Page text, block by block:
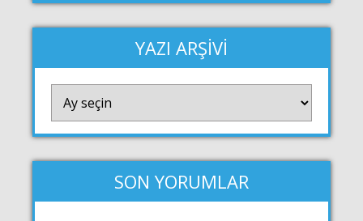
YAZI ARŞİVİ
ARŞİVİ
SON YORUMLAR